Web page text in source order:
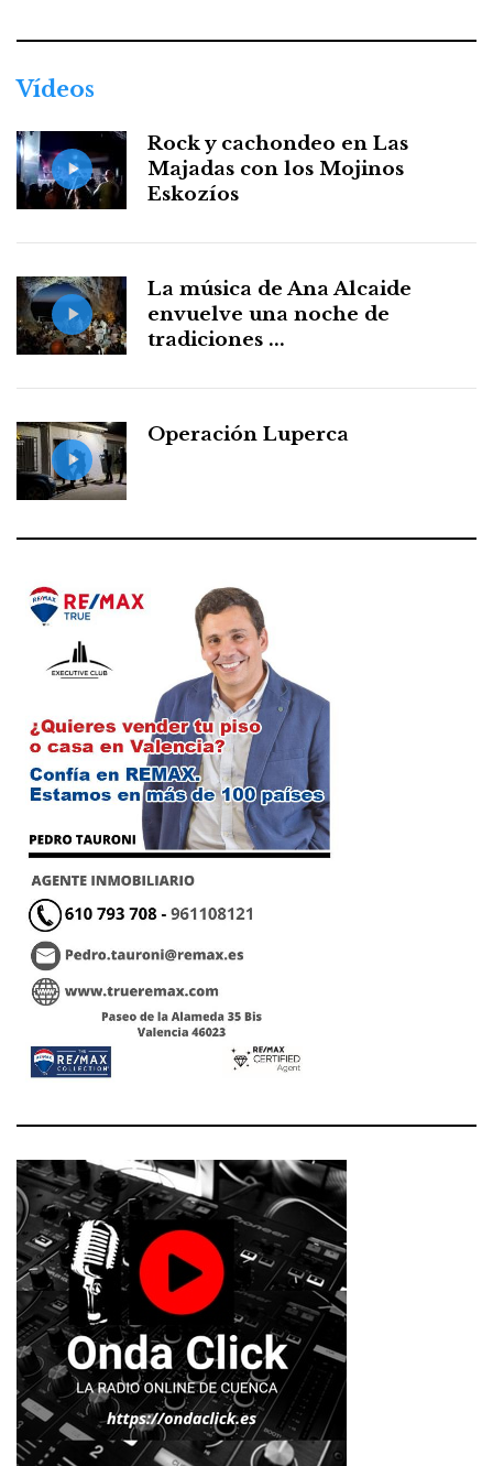
Vídeos
Rock y cachondeo en Las
Majadas con los Mojinos
Eskozíos
La música de Ana Alcaide
envuelve una noche de
tradiciones ...
Operación Luperca